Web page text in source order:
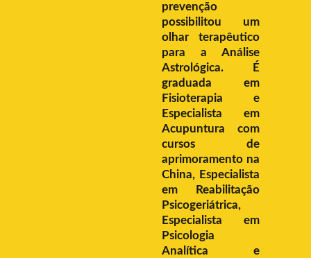
prevenção
possibilitou um
olhar terapêutico
para a Análise
Astrológica. É
graduada em
Fisioterapia e
Especialista em
Acupuntura com
cursos de
aprimoramento na
China, Especialista
em Reabilitação
Psicogeriátrica,
Especialista em
Psicologia
Analítica e